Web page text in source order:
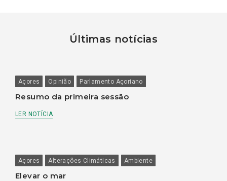
Últimas notícias
Açores Opinião Parlamento Açoriano
Resumo da primeira sessão
LER NOTÍCIA
Açores Alterações Climáticas Ambiente
Elevar o mar